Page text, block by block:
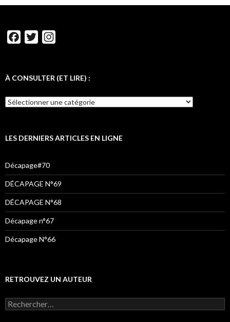
e
o
t
e
t
g
m
À CONSULTER (ET LIRE) :
LES DERNIERS ARTICLES EN LIGNE
Décapage#70
DÉCAPAGE N°69
DÉCAPAGE N°68
Décapage n°67
Décapage N°66
RETROUVEZ UN AUTEUR